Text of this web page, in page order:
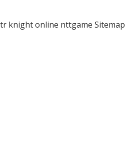
knight online nttgame Sitemap